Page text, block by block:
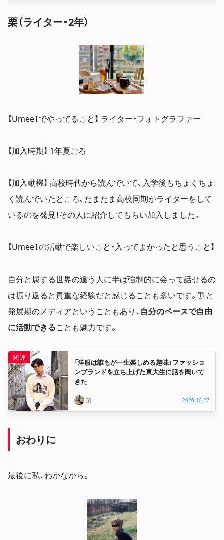
栗（ライター・2年）
【UmeeTでやってること】 ライター・フォトグラファー
【加入時期】 1年夏ごろ
【加入動機】 高校時代から読んでいて、入学後もちょくちょ
く読んでいたところ、たまたま高校同期がライターをして
いるのを発見！その人に紹介してもらい加入しました。
【UmeeTの活動で楽しいこと・入ってよかったと思うこと】
自分と属する世界の違う人に半ば強制的に会って話せるの
は振り返ると貴重な経験だと感じることも多いです。割と
発展期のメディアということもあり、 自分のペースで自由
に活動できることも魅力です。
「洋服は誰もが一生楽しめる趣味」ファッショ
ンブランドを立ち上げた東大生に話を聞いて
きた
栗 2020-10-27
おわりに
最後に私、わかなから。